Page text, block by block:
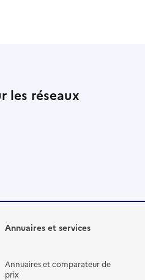
les réseaux
Annuaires et services
Annuaires et comparateur de
prix